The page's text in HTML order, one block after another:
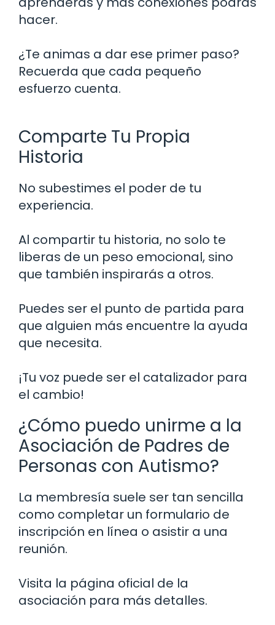
hacer.
¿Te animas a dar ese primer paso?
Recuerda que cada pequeño
esfuerzo cuenta.
Comparte Tu Propia
Historia
No subestimes el poder de tu
experiencia.
Al compartir tu historia, no solo te
liberas de un peso emocional, sino
que también inspirarás a otros.
Puedes ser el punto de partida para
que alguien más encuentre la ayuda
que necesita.
¡Tu voz puede ser el catalizador para
el cambio!
¿Cómo puedo unirme a la
Asociación de Padres de
Personas con Autismo?
La membresía suele ser tan sencilla
como completar un formulario de
inscripción en línea o asistir a una
reunión.
Visita la página oficial de la
asociación para más detalles.